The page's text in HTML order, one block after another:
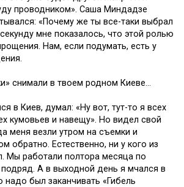
проводником». Саша Миндадзе
«Почему же ты все-таки выбрал
мне показалось, что этой ролью
Нам, если подумать, есть у
снимали в твоем родном Киеве…
в Киев, думал: «Ну вот, тут-то я всех
кумовьев и навещу». Но видел свой
меня везли утром на съемки и
обратно. Естественно, ни у кого из
Мы работали полтора месяца по
А в выходной день я мчался в
надо был заканчивать «Гибель